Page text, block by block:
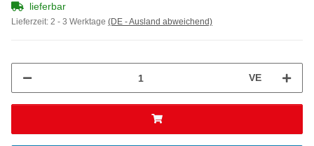
lieferbar
Lieferzeit: 2 - 3 Werktage (DE - Ausland abweichend)
VE